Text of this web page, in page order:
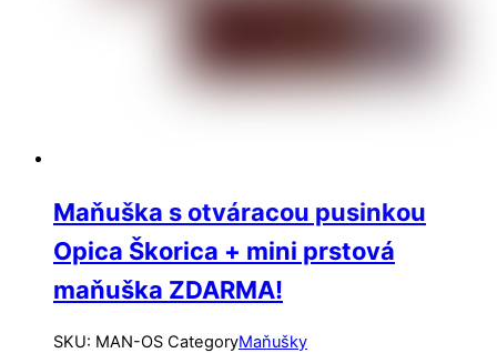
Maňuška s otváracou pusinkou
Opica Škorica + mini prstová
maňuška ZDARMA!
SKU: MAN-OS CategoryMaňušky